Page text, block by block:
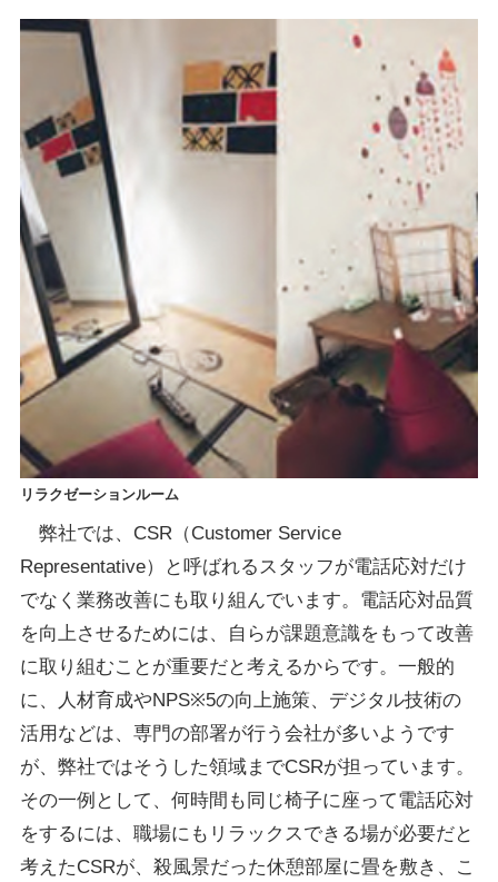
リラクゼーションルーム
弊社では、CSR（Customer Service
Representative）と呼ばれるスタッフが電話応対だけ
でなく業務改善にも取り組んでいます。電話応対品質
を向上させるためには、自らが課題意識をもって改善
に取り組むことが重要だと考えるからです。一般的
に、人材育成やNPS※5の向上施策、デジタル技術の
活用などは、専門の部署が行う会社が多いようです
が、弊社ではそうした領域までCSRが担っています。
その一例として、何時間も同じ椅子に座って電話応対
をするには、職場にもリラックスできる場が必要だと
考えたCSRが、殺風景だった休憩部屋に畳を敷き、こ